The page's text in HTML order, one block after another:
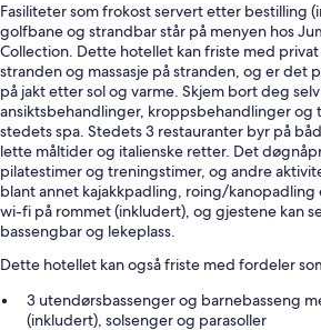
Fasiliteter som frokost servert etter bestilling
golfbane og strandbar står på menyen hos
Collection. Dette hotellet kan friste med
stranden og massasje på stranden, og er det
på jakt etter sol og varme. Skjem bort deg
ansiktsbehandlinger, kroppsbehandlinger og
stedets spa. Stedets 3 restauranter byr på
lette måltider og italienske retter. Det
pilatestimer og treningstimer, og andre
blant annet kajakkpadling, roing/
wi-fi på rommet (inkludert), og gjestene kan
bassengbar og lekeplass.
Dette hotellet kan også friste med fordeler
3 utendørsbassenger og barnebasseng
(inkludert), solsenger og parasoller